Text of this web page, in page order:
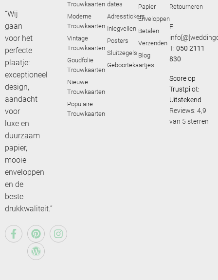
“Wij
gaan
voor het
perfecte
plaatje:
exceptioneel
design,
aandacht
voor
luxe en
duurzaam
papier,
mooie
enveloppen
en de
beste
drukkwaliteit.”
Trouwkaarten
Moderne
Trouwkaarten
Vintage
Trouwkaarten
Goudfolie
Trouwkaarten
Nieuwe
Trouwkaarten
Populaire
Trouwkaarten
dates
Adresstickers
Inlegvellen
Posters
Sluitzegels
Geboortekaartjes
Papier
Enveloppen
Betalen
Verzenden
Blog
Retourneren
E:
T:050 2111
830
Score op
Trustpilot:
Uitstekend
Reviews: 4,9
van 5 sterren